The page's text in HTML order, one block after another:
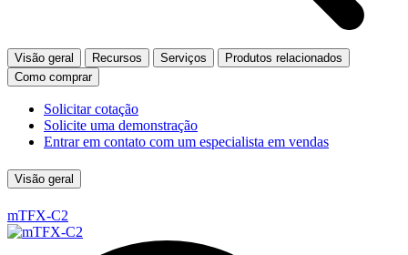
Visão geral Recursos Serviços
Produtos relacionados
Como comprar
Solicitar cotação
Solicite uma demonstração
Entrar em contato com um especialista em vendas
Visão geral
mTFX-C2